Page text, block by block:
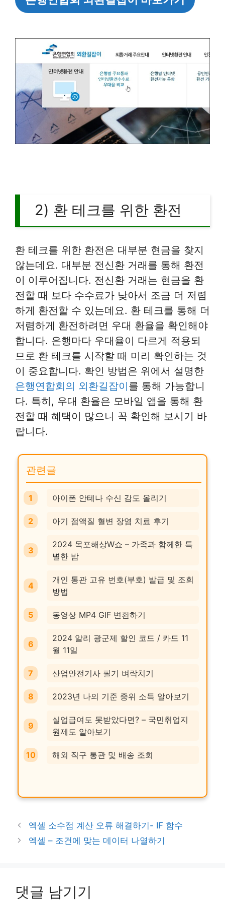
2) 환 테크를 위한 환전
환 테크를 위한 환전은 대부분 현금을 찾지
않는데요. 대부분 전신환 거래를 통해 환전
이 이루어집니다. 전신환 거래는 현금을 환
전할 때 보다 수수료가 낮아서 조금 더 저렴
하게 환전할 수 있는데요. 환 테크를 통해 더
저렴하게 환전하려면 우대 환율을 확인해야
합니다. 은행마다 우대율이 다르게 적용되
므로 환 테크를 시작할 때 미리 확인하는 것
이 중요합니다. 확인 방법은 위에서 설명한
은행연합회의 외환길잡이를 통해 가능합니
다. 특히, 우대 환율은 모바일 앱을 통해 환
전할 때 혜택이 많으니 꼭 확인해 보시기 바
랍니다.
관련글
아이폰 안테나 수신 감도 올리기
아기 점액질 혈변 장염 치료 후기
2024 목포해상W쇼 – 가족과 함께한 특
별한 밤
개인 통관 고유 번호(부호) 발급 및 조회
방법
동영상 MP4 GIF 변환하기
2024 알리 광군제 할인 코드 / 카드 11
월 11일
산업안전기사 필기 벼락치기
2023년 나의 기준 중위 소득 알아보기
실업급여도 못받았다면? – 국민취업지
원제도 알아보기
해외 직구 통관 및 배송 조회
엑셀 소수점 계산 오류 해결하기- IF 함수
엑셀 – 조건에 맞는 데이터 나열하기
댓글 남기기